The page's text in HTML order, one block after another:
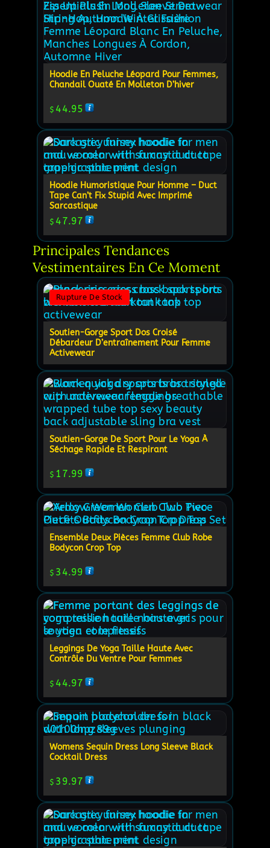
Hoodie En Peluche Léopard Pour Femmes,
Chandail Ouaté En Molleton D’hiver
$ 44.95
Hoodie Humoristique Pour Homme – Duct
Tape Can’t Fix Stupid Avec Imprimé
Sarcastique
$ 47.97
Principales Tendances
Vestimentaires En Ce Moment
Rupture De Stock
Soutien-Gorge Sport Dos Croisé
Débardeur D’entraînement Pour Femme
Activewear
Soutien-Gorge De Sport Pour Le Yoga À
Séchage Rapide Et Respirant
$ 17.99
Ensemble Deux Pièces Femme Club Robe
Bodycon Crop Top
$ 34.99
Leggings De Yoga Taille Haute Avec
Contrôle Du Ventre Pour Femmes
$ 44.97
Womens Sequin Dress Long Sleeve Black
Cocktail Dress
$ 39.97